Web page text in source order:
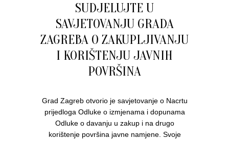
SUDJELUJTE U
SAVJETOVANJU GRADA
ZAGREBA O ZAKUPLJIVANJU
I KORIŠTENJU JAVNIH
POVRŠINA
Grad Zagreb otvorio je savjetovanje o Nacrtu
prijedloga Odluke o izmjenama i dopunama
Odluke o davanju u zakup i na drugo
korištenje površina javne namjene. Svoje